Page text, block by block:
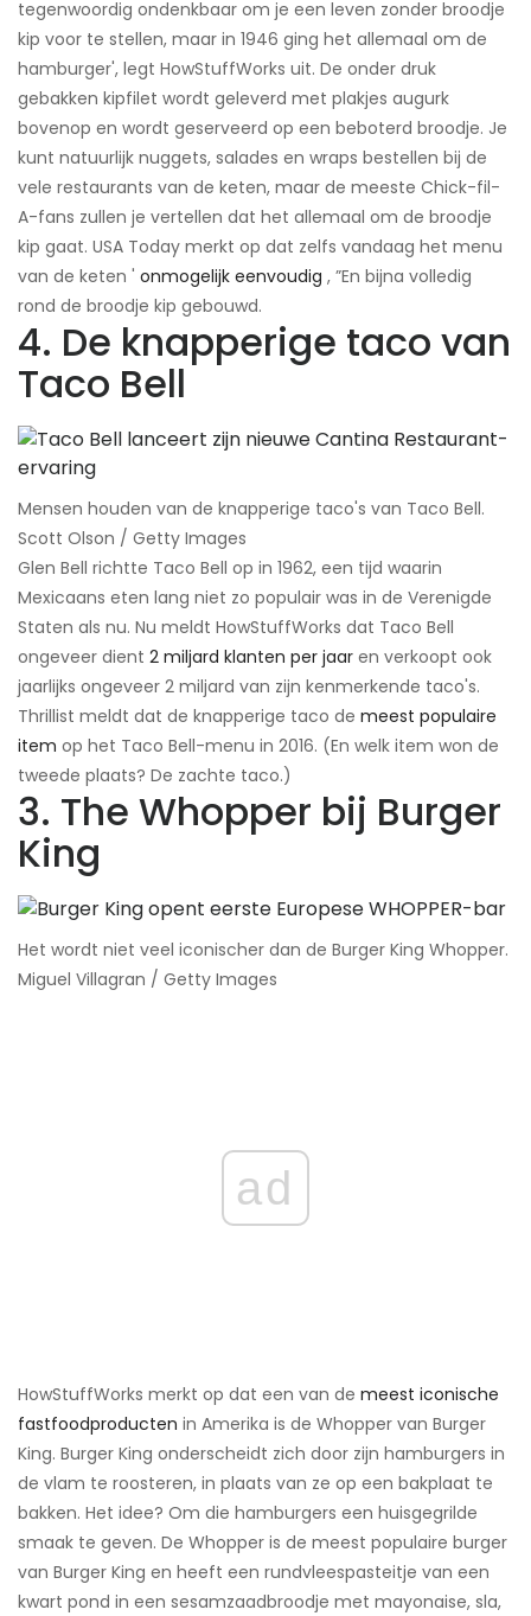
tegenwoordig ondenkbaar om je een leven zonder broodje
kip voor te stellen, maar in 1946 ging het allemaal om de
hamburger', legt HowStuffWorks uit. De onder druk
gebakken kipfilet wordt geleverd met plakjes augurk
bovenop en wordt geserveerd op een beboterd broodje. Je
kunt natuurlijk nuggets, salades en wraps bestellen bij de
vele restaurants van de keten, maar de meeste Chick-fil-
A-fans zullen je vertellen dat het allemaal om de broodje
kip gaat. USA Today merkt op dat zelfs vandaag het menu
van de keten ' onmogelijk eenvoudig , ”En bijna volledig
rond de broodje kip gebouwd.
4. De knapperige taco van
Taco Bell
Mensen houden van de knapperige taco's van Taco Bell.​
Scott Olson / Getty Images
Glen Bell richtte Taco Bell op in 1962, een tijd waarin
Mexicaans eten lang niet zo populair was in de Verenigde
Staten als nu. Nu meldt HowStuffWorks dat Taco Bell
ongeveer dient 2 miljard klanten per jaar en verkoopt ook
jaarlijks ongeveer 2 miljard van zijn kenmerkende taco's.
Thrillist meldt dat de knapperige taco de meest populaire
item op het Taco Bell-menu in 2016. (En welk item won de
tweede plaats? De zachte taco.)
3. The Whopper bij Burger
King
Het wordt niet veel iconischer dan de Burger King Whopper.​
Miguel Villagran / Getty Images
ad
HowStuffWorks merkt op dat een van de meest iconische
fastfoodproducten in Amerika is de Whopper van Burger
King. Burger King onderscheidt zich door zijn hamburgers in
de vlam te roosteren, in plaats van ze op een bakplaat te
bakken. Het idee? Om die hamburgers een huisgegrilde
smaak te geven. De Whopper is de meest populaire burger
van Burger King en heeft een rundvleespasteitje van een
kwart pond in een sesamzaadbroodje met mayonaise, sla,